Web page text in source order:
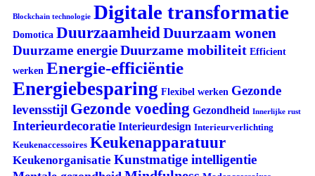
Blockchain technologie Digitale transformatie
Domotica DuurzaamheidDuurzaam wonen
Duurzame energieDuurzame mobiliteit Efficient
werken Energie-efficiëntie
Energiebesparing Flexibel werken Gezonde
levensstijl Gezonde voeding Gezondheid Innerlijke rust
Interieurdecoratie Interieurdesign Interieurverlichting
Keukenaccessoires Keukenapparatuur
Keukenorganisatie Kunstmatige intelligentie